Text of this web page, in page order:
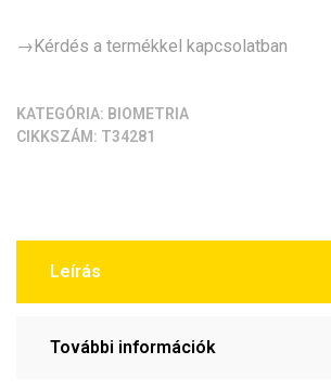
modul
→Kérdés a termékkel kapcsolatban
KATEGÓRIA: BIOMETRIA
CIKKSZÁM: T34281
Leírás
További információk